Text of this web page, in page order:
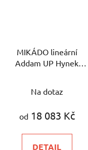
MIKÁDO lineární
Addam UP Hynek
Na dotaz
od18 083 Kč
DETAIL